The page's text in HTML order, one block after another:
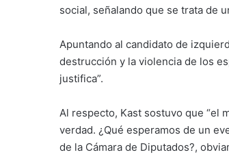
social, señalando que se trata de
Apuntando al candidato de
destrucción y la violencia de los
justifica”.
Al respecto, Kast sostuvo que “el
verdad. ¿Qué esperamos de un
de la Cámara de Diputados?,